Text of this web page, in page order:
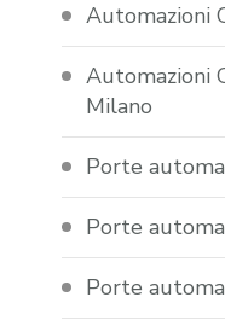
Automazioni
Automazioni
Milano
Porte
Porte
Porte